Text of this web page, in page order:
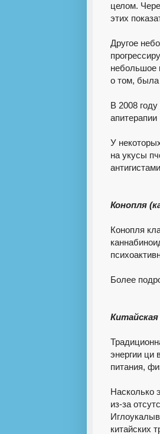
целом.
этих
Другое
небольшое
о том,
В 2008
У
на укусы
Конопля
Конопля
Более
энергии ци
питания,
Насколько
из-за
китайских